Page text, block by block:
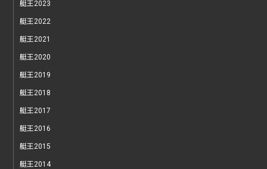
艇王2023
艇王2022
艇王2021
艇王2020
艇王2019
艇王2018
艇王2017
艇王2016
艇王2015
艇王2014